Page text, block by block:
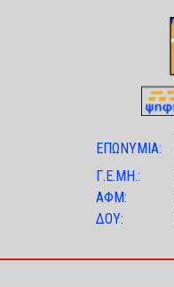
ΕΠΩΝΥΜΙΑ:
Γ.Ε.ΜΗ.:
ΑΦΜ:
ΔΟΥ: